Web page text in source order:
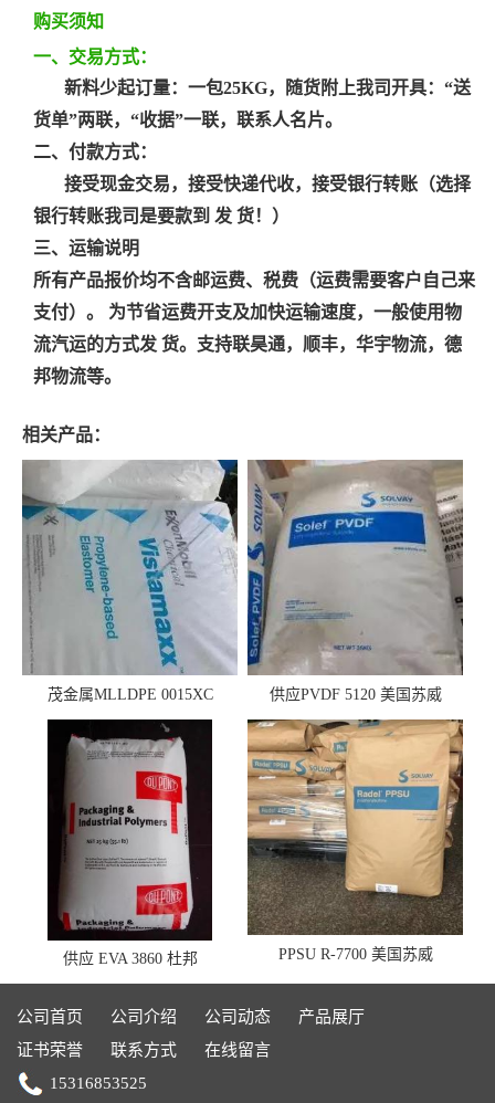
购买须知
一、交易方式：
新料少起订量：一包25KG，随货附上我司开具：“送
货单”两联，“收据”一联，联系人名片。
二、付款方式：
接受现金交易，接受快递代收，接受银行转账（选择
银行转账我司是要款到 发 货！）
三、运输说明
所有产品报价均不含邮运费、税费（运费需要客户自己来
支付）。 为节省运费开支及加快运输速度，一般使用物
流汽运的方式发 货。支持联昊通，顺丰，华宇物流，德
邦物流等。
相关产品：
茂金属MLLDPE 0015XC
0019XC 现货
供应PVDF 5120 美国苏威
供应 EVA 3860 杜邦 PPSU R-7700 美国苏威
公司首页 公司介绍 公司动态
产品展厅
证书荣誉
联系方式
在线留言
15316853525